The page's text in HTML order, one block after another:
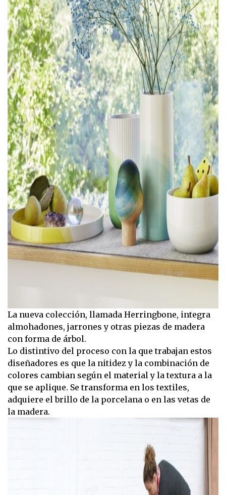
La nueva colección, llamada Herringbone, integra
almohadones, jarrones y otras piezas de madera
con forma de árbol.
Lo distintivo del proceso con la que trabajan estos
diseñadores es que la nitidez y la combinación de
colores cambian según el material y la textura a la
que se aplique. Se transforma en los textiles,
adquiere el brillo de la porcelana o en las vetas de
la madera.